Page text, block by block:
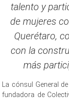
talento y
de mujeres
Querétaro,
con la
más
La cónsul General
fundadora de